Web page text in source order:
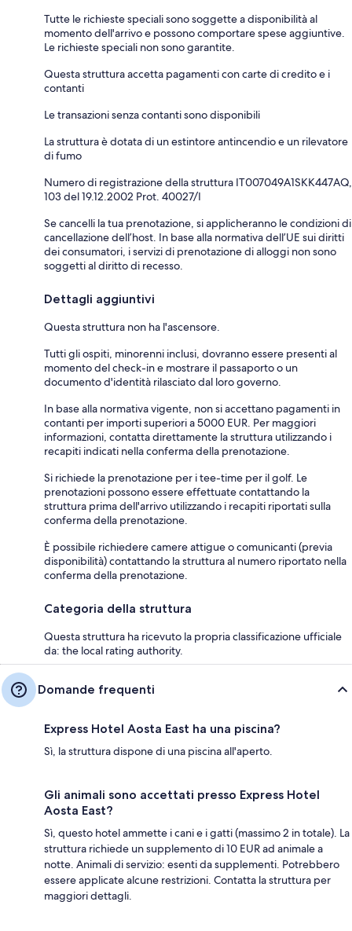
Tutte le richieste speciali sono soggette a disponibilità al
momento dell'arrivo e possono comportare spese aggiuntive.
Le richieste speciali non sono garantite.
Questa struttura accetta pagamenti con carte di credito e i
contanti
Le transazioni senza contanti sono disponibili
La struttura è dotata di un estintore antincendio e un rilevatore
di fumo
Numero di registrazione della struttura IT007049A1SKK447AQ,
103 del 19.12.2002 Prot. 40027/I
Se cancelli la tua prenotazione, si applicheranno le condizioni di
cancellazione dell’host. In base alla normativa dell’UE sui diritti
dei consumatori, i servizi di prenotazione di alloggi non sono
soggetti al diritto di recesso.
Dettagli aggiuntivi
Questa struttura non ha l'ascensore.
Tutti gli ospiti, minorenni inclusi, dovranno essere presenti al
momento del check-in e mostrare il passaporto o un
documento d'identità rilasciato dal loro governo.
In base alla normativa vigente, non si accettano pagamenti in
contanti per importi superiori a 5000 EUR. Per maggiori
informazioni, contatta direttamente la struttura utilizzando i
recapiti indicati nella conferma della prenotazione.
Si richiede la prenotazione per i tee-time per il golf. Le
prenotazioni possono essere effettuate contattando la
struttura prima dell'arrivo utilizzando i recapiti riportati sulla
conferma della prenotazione.
È possibile richiedere camere attigue o comunicanti (previa
disponibilità) contattando la struttura al numero riportato nella
conferma della prenotazione.
Categoria della struttura
Questa struttura ha ricevuto la propria classificazione ufficiale
da: the local rating authority.
Domande frequenti
Express Hotel Aosta East ha una piscina?
Sì, la struttura dispone di una piscina all'aperto.
Gli animali sono accettati presso Express Hotel
Aosta East?
Sì, questo hotel ammette i cani e i gatti (massimo 2 in totale). La
struttura richiede un supplemento di 10 EUR ad animale a
notte. Animali di servizio: esenti da supplementi. Potrebbero
essere applicate alcune restrizioni. Contatta la struttura per
maggiori dettagli.